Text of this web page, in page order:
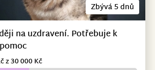
Zbývá 5 dnů
na uzdravení. Potřebuje k
z 30 000 Kč